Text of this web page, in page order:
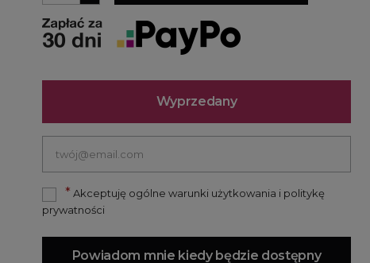
Wyprzedany
* Akceptuję ogólne warunki użytkowania i politykę
prywatności
Powiadom mnie kiedy będzie dostępny